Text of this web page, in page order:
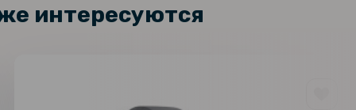
интересуются